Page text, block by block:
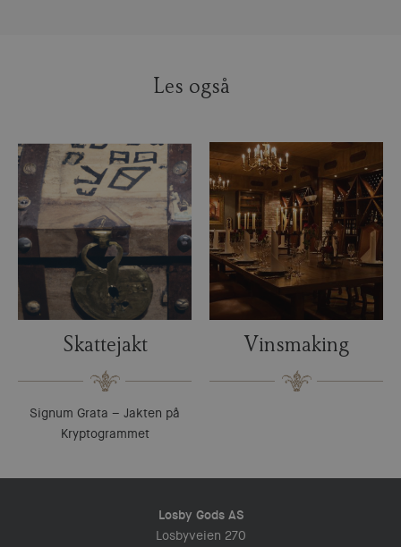
Les også
Skattejakt
Signum Grata – Jakten på
Kryptogrammet
Vinsmaking
Losby Gods AS
Losbyveien 270